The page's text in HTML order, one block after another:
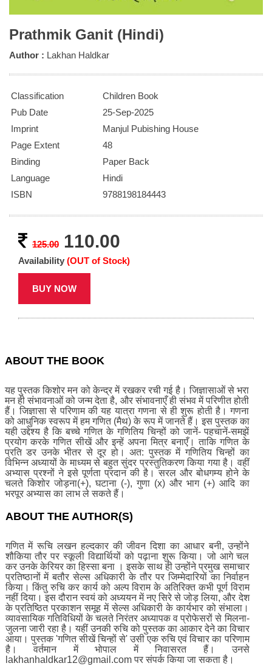
Prathmik Ganit (Hindi)
Author : Lakhan Haldkar
Classification
Children Book
Pub Date
25-Sep-2025
Imprint
Manjul Pubishing House
Page Extent
48
Binding
Paper Back
Language
Hindi
ISBN
9788198184443
125.00 110.00
Availability (OUT of Stock)
BUY NOW
ABOUT THE BOOK
यह पुस्तक किशोर मन को केन्द्र में रखकर रची गई है। जिज्ञासाओं से भरा
मन ही संभावनाओं को जन्म देता है, और संभावनाएँ ही संभव में परिणीत होती
हैं। जिज्ञासा से परिणाम की यह यात्रा गणना से ही शुरू होती है। गणना
को आधुनिक स्वरूप में हम गणित (मैथ) के रूप में जानते हैं। इस पुस्तक का
यही उद्देश्य है कि बच्चे गणित के गणितिय चिन्हों को जानें- पहचानें-समझें
प्रयोग करके गणित सीखें और इन्हें अपना मित्र बनाएँ। ताकि गणित के
प्रति डर उनके भीतर से दूर हो। अत: पुस्तक में गणितिय चिन्हों का
विभिन्न अध्यायों के माध्यम से बहुत सुंदर प्रस्तुतिकरण किया गया है। वहीं
अभ्यास प्रश्नों ने इसे पूर्णता प्रदान की है। सरल और बोधगम्य होने के
चलते किशोर जोड़ना(+), घटाना (-), गुणा (x) और भाग (+) आदि का
भरपूर अभ्यास का लाभ ले सकते हैं।
ABOUT THE AUTHOR(S)
गणित में रूचि लखन हल्दकार की जीवन दिशा का आधार बनी, उन्होंने
शौकिया तौर पर स्कूली विद्यार्थियों को पढ़ाना शुरू किया। जो आगे चल
कर उनके केरियर का हिस्सा बना । इसके साथ ही उन्होंने प्रमुख समाचार
प्रतिष्ठानों में बतौर सेल्स अधिकारी के तौर पर जिम्मेदारियों का निर्वाहन
किया। किंतु रुचि कर कार्य को अल्प विराम के अतिरिक्त कभी पूर्ण विराम
नहीं दिया। इस दौरान स्वयं को अध्ययन में नए सिरे से जोड़ लिया, और देश
के प्रतिष्ठित प्रकाशन समूह में सेल्स अधिकारी के कार्यभार को संभाला।
व्यावसायिक गतिविधियों के चलते निरंतर अध्यापक व प्रोफेसरों से मिलना-
जुलना जारी रहा है। यहीं उनकी रुचि को पुस्तक का आकार देने का विचार
आया। पुस्तक 'गणित सीखें चिन्हों से' उसी एक रुचि एवं विचार का परिणाम
है। वर्तमान में भोपाल में निवासरत हैं। उनसे
lakhanhaldkar12@gmail.com पर संपर्क किया जा सकता है।